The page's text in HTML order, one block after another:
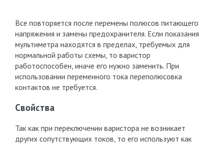
Все повторяется после перемены полюсов питающего
напряжения и замены предохранителя. Если показания
мультиметра находятся в пределах, требуемых для
нормальной работы схемы, то варистор
работоспособен, иначе его нужно заменить. При
использовании переменного тока переполюсовка
контактов не требуется.
Свойства
Так как при переключении варистора не возникает
других сопутствующих токов, то его используют как